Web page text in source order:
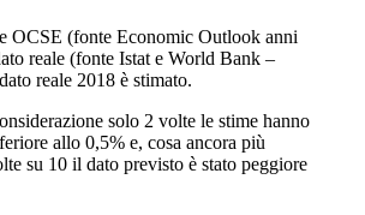
OCSE (fonte Economic Outlook anni
reale (fonte Istat e World Bank –
reale 2018 è stimato.
solo 2 volte le stime hanno
allo 0,5% e, cosa ancora più
su 10 il dato previsto è stato peggiore